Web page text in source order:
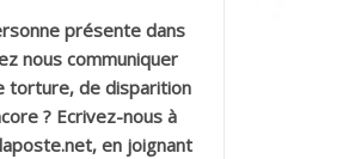
présente dans
nous communiquer
torture, de disparition
? Ecrivez-nous à
en joignant